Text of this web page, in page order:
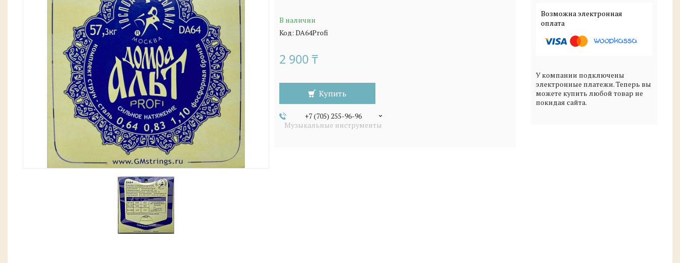
В наличии
Код: DA64Profi
2 900 ₸
Купить
+7 (705) 255-96-96
Музыкальные инструменты
У компании подключены
электронные платежи. Теперь вы
можете купить любой товар не
покидая сайта.